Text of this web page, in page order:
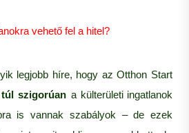
vehető fel a hitel?
legjobb híre, hogy az Otthon Start
szigorúan a külterületi ingatlanok
is vannak szabályok – de ezek